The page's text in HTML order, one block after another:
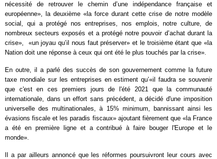
nécessité de retrouver le chemin d’une indépendance française et
européenne», la deuxième « la force durant cette crise de notre modèle
social, qui a protégé nos entreprises, nos emplois, notre culture, de
nombreux secteurs exposés et a protégé notre pouvoir d’achat durant la
crise», «un joyau qu’il nous faut préserver» et le troisième étant que« la
Nation doit une réponse à ceux qui ont été le plus touchés par la crise».
En outre, il a parlé des succès de son gouvernement comme la future
taxe mondiale sur les entreprises en estiment qu’«il faudra se souvenir
que c'est en ces premiers jours de l'été 2021 que la communauté
internationale, dans un effort sans précédent, a décidé d'une imposition
universelle des multinationales, à 15% minimum, bannissant ainsi les
évasions fiscale et les paradis fiscaux» ajoutant fièrement que «la France
a été en première ligne et a contribué à faire bouger l'Europe et le
monde».
Il a par ailleurs annoncé que les réformes poursuivront leur cours avec